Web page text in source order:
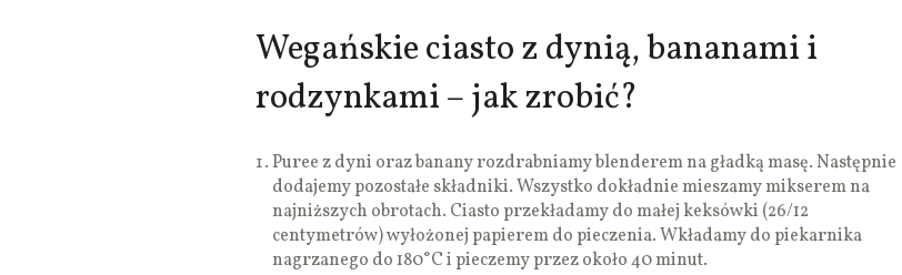
Wegańskie ciasto z dynią, bananami i
rodzynkami – jak zrobić?
Puree z dyni oraz banany rozdrabniamy blenderem na gładką masę. Następnie
dodajemy pozostałe składniki. Wszystko dokładnie mieszamy mikserem na
najniższych obrotach. Ciasto przekładamy do małej keksówki (26/12
centymetrów) wyłożonej papierem do pieczenia. Wkładamy do piekarnika
nagrzanego do 180°C i pieczemy przez około 40 minut.